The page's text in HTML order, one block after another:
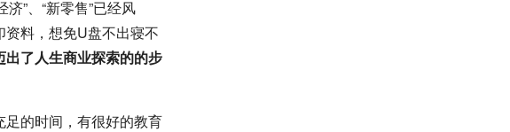
”、“新零售”已经风
料，想免U盘不出寝不
了人生商业探索的的步
的时间，有很好的教育